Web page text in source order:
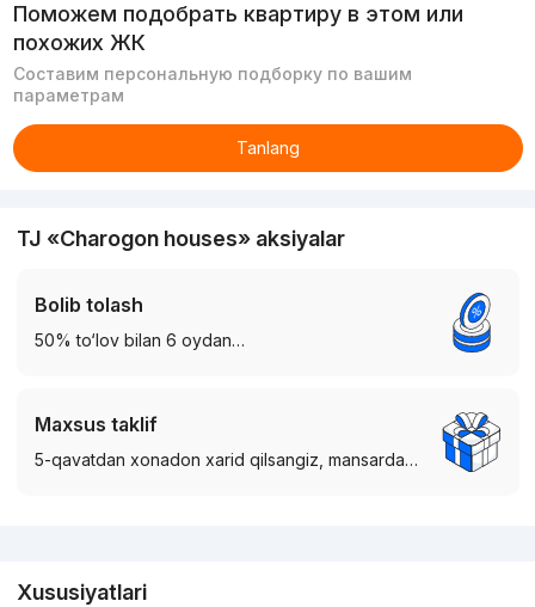
Поможем подобрать квартиру в этом или
похожих ЖК
Составим персональную подборку по вашим
параметрам
Tanlang
TJ «Charogon houses» aksiyalar
Bolib tolash
50% to‘lov bilan 6 oydan…
Maxsus taklif
5-qavatdan xonadon xarid qilsangiz, mansarda…
Xususiyatlari